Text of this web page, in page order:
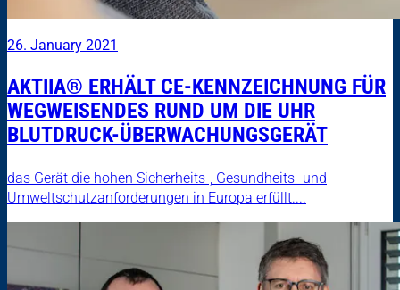
26. January 2021
AKTIIA® ERHÄLT CE-KENNZEICHNUNG FÜR
WEGWEISENDES RUND UM DIE UHR
BLUTDRUCK-ÜBERWACHUNGSGERÄT
das Gerät die hohen Sicherheits-, Gesundheits- und
Umweltschutzanforderungen in Europa erfüllt....